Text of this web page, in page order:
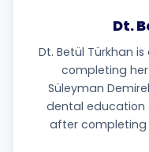
Dt.
Dt. Betül Türkhan
completing
Süleyman
dental education
after